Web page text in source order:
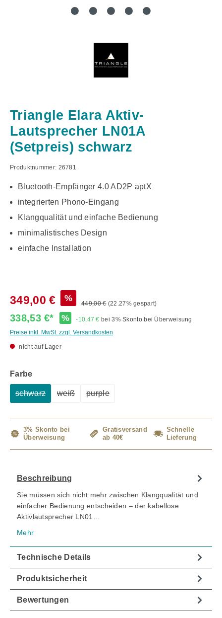
Triangle Elara Aktiv-
Lautsprecher LN01A
(Setpreis) schwarz
Produktnummer: 26781
Bluetooth-Empfänger 4.0 AD2P aptX
integrierten Phono-Eingang
Klangqualität und einfache Bedienung
minimalistisches Design
einfache Installation
349,00 € %
449,00 € (22.27% gespart)
338,53 €* % -10,47 € bei 3% Skonto bei Überweisung
Preise inkl. MwSt. zzgl. Versandkosten
nicht auf Lager
Farbeauswählen
schwarz
(Diese Option ist zurzeit nicht verfügbar.)
weiß
(Diese Option ist zurzeit nicht verfügbar.)
purple
(Diese Option ist zurzeit nicht
3% Skonto bei
Überweisung
Gratisversand
ab 40€
Schnelle
Lieferung
Beschreibung
Sie müssen sich nicht mehr zwischen Klangqualität und
einfacher Bedienung entscheiden – der kabellose
Aktivlautsprecher LN01…
Mehr
Technische Details
Produktsicherheit
Bewertungen